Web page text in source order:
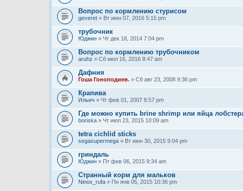
Вопрос по кормлению стурисом
geveret » Вт июн 07, 2016 5:15 pm
трубочник
Юджин » Чт дек 18, 2014 7:04 pm
Вопрос по кормлению трубочником
aruhz » Сб июл 16, 2016 8:47 am
Дафния
Гоша Гоноподиев. » Сб авг 23, 2008 9:36 pm
Крапива
Ильич » Чт фев 01, 2007 8:57 pm
Где можно купить brine shrimp или яйца
boriska » Чт июл 23, 2015 10:09 am
tetra cichlid sticks
segasupermega » Вт июн 30, 2015 9:04 pm
гриндаль
Юджин » Пт фев 06, 2015 9:34 am
Странный корм для мальков
Ninox_rufa » Пн янв 05, 2015 10:36 pm